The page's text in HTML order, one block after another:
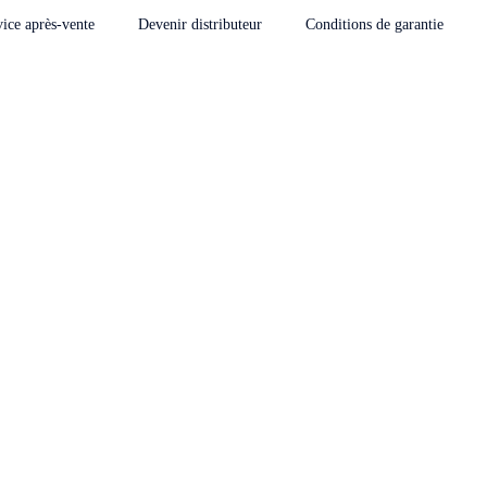
après-vente Devenir distributeur Conditions de garantie